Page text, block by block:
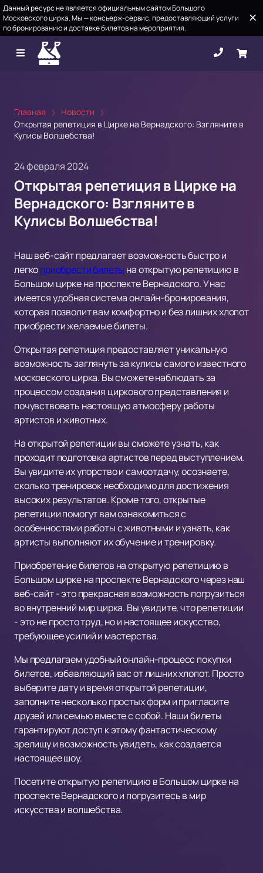
Данный ресурс не является официальным сайтом Большого
Московского цирка. Мы — консьерж-сервис, предоставляющий услуги
по бронированию и доставке билетов на мероприятия.
Главная
Новости
Открытая репетиция в Цирке на Вернадского: Взгляните в
Кулисы Волшебства!
24 февраля 2024
Открытая репетиция в Цирке на
Вернадского: Взгляните в
Кулисы Волшебства!
Наш веб-сайт предлагает возможность быстро и
легкоприобрести билеты на открытую репетицию в
Большом цирке на проспекте Вернадского. У нас
имеется удобная система онлайн-бронирования,
которая позволит вам комфортно и без лишних хлопот
приобрести желаемые билеты.
Открытая репетиция предоставляет уникальную
возможность заглянуть за кулисы самого известного
московского цирка. Вы сможете наблюдать за
процессом создания циркового представления и
почувствовать настоящую атмосферу работы
артистов и животных.
На открытой репетиции вы сможете узнать, как
проходит подготовка артистов перед выступлением.
Вы увидите их упорство и самоотдачу, осознаете,
сколько тренировок необходимо для достижения
высоких результатов. Кроме того, открытые
репетиции помогут вам ознакомиться с
особенностями работы с животными и узнать, как
артисты выполняют их обучение и тренировку.
Приобретение билетов на открытую репетицию в
Большом цирке на проспекте Вернадского через наш
веб-сайт - это прекрасная возможность погрузиться
во внутренний мир цирка. Вы увидите, что репетиции
- это не просто труд, но и настоящее искусство,
требующее усилий и мастерства.
Мы предлагаем удобный онлайн-процесс покупки
билетов, избавляющий вас от лишних хлопот. Просто
выберите дату и время открытой репетиции,
заполните несколько простых форм и пригласите
друзей или семью вместе с собой. Наши билеты
гарантируют доступ к этому фантастическому
зрелищу и возможность увидеть, как создается
настоящее шоу.
Посетите открытую репетицию в Большом цирке на
проспекте Вернадского и погрузитесь в мир
искусства и волшебства.